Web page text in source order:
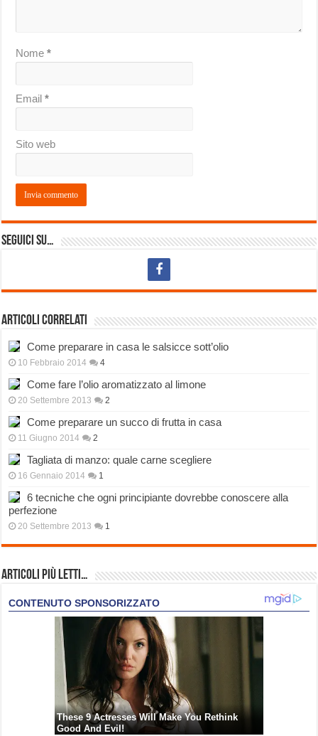
Nome*
Email*
Sito web
Seguici su…
Articoli correlati
Come preparare in casa le salsicce sott’olio
10 Febbraio 2014 4
Come fare l’olio aromatizzato al limone
20 Settembre 2013 2
Come preparare un succo di frutta in casa
11 Giugno 2014 2
Tagliata di manzo: quale carne scegliere
16 Gennaio 2014 1
6 tecniche che ogni principiante dovrebbe conoscere alla
perfezione
20 Settembre 2013 1
Articoli più Letti…